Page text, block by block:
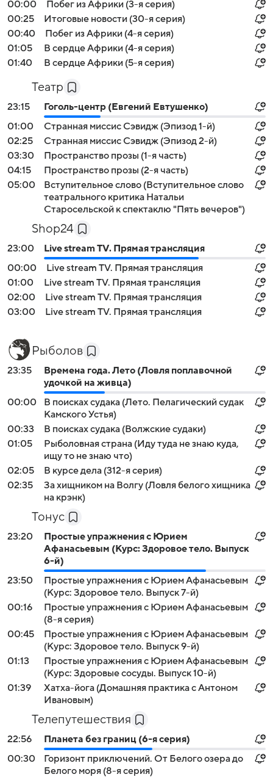
00:00
Побег из Африки (3-я серия)
00:25
Итоговые новости (30-я серия)
00:40
Побег из Африки (4-я серия)
01:05
В сердце Африки (4-я серия)
01:40
В сердце Африки (5-я серия)
Театр
23:15
Гоголь-центр (Евгений Евтушенко)
01:00
Странная миссис Сэвидж (Эпизод 1-й)
02:25
Странная миссис Сэвидж (Эпизод 2-й)
03:30
Пространство прозы (1-я часть)
04:15
Пространство прозы (2-я часть)
05:00
Вступительное слово (Вступительное слово
театрального критика Натальи
Старосельской к спектаклю "Пять вечеров")
Shop24
23:00
Live stream TV. Прямая трансляция
00:00
Live stream TV. Прямая трансляция
01:00
Live stream TV. Прямая трансляция
02:00
Live stream TV. Прямая трансляция
03:00
Live stream TV. Прямая трансляция
Рыболов
23:35
Времена года. Лето (Ловля поплавочной
удочкой на живца)
00:00
В поисках судака (Лето. Пелагический судак
Камского Устья)
00:33
В поисках судака (Волжские судаки)
01:05
Рыболовная страна (Иду туда не знаю куда,
ищу то не знаю что)
02:05
В курсе дела (312-я серия)
02:35
За хищником на Волгу (Ловля белого хищника
на крэнк)
Тонус
23:20
Простые упражнения с Юрием
Афанасьевым (Курс: Здоровое тело. Выпуск
6-й)
23:50
Простые упражнения с Юрием Афанасьевым
(Курс: Здоровое тело. Выпуск 7-й)
00:16
Простые упражнения с Юрием Афанасьевым
(8-я серия)
00:45
Простые упражнения с Юрием Афанасьевым
(Курс: Здоровое тело. Выпуск 9-й)
01:13
Простые упражнения с Юрием Афанасьевым
(Курс: Здоровые сосуды. Выпуск 10-й)
01:39
Хатха-йога (Домашняя практика с Антоном
Ивановым)
Телепутешествия
22:56
Планета без границ (6-я серия)
00:30
Горизонт приключений. От Белого озера до
Белого моря (8-я серия)